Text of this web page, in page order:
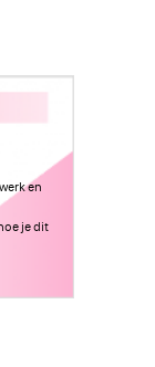
en
je dit